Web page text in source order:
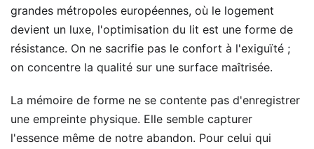
grandes métropoles européennes, où le logement
devient un luxe, l'optimisation du lit est une forme de
résistance. On ne sacrifie pas le confort à l'exiguïté ;
on concentre la qualité sur une surface maîtrisée.
La mémoire de forme ne se contente pas d'enregistrer
une empreinte physique. Elle semble capturer
l'essence même de notre abandon. Pour celui qui